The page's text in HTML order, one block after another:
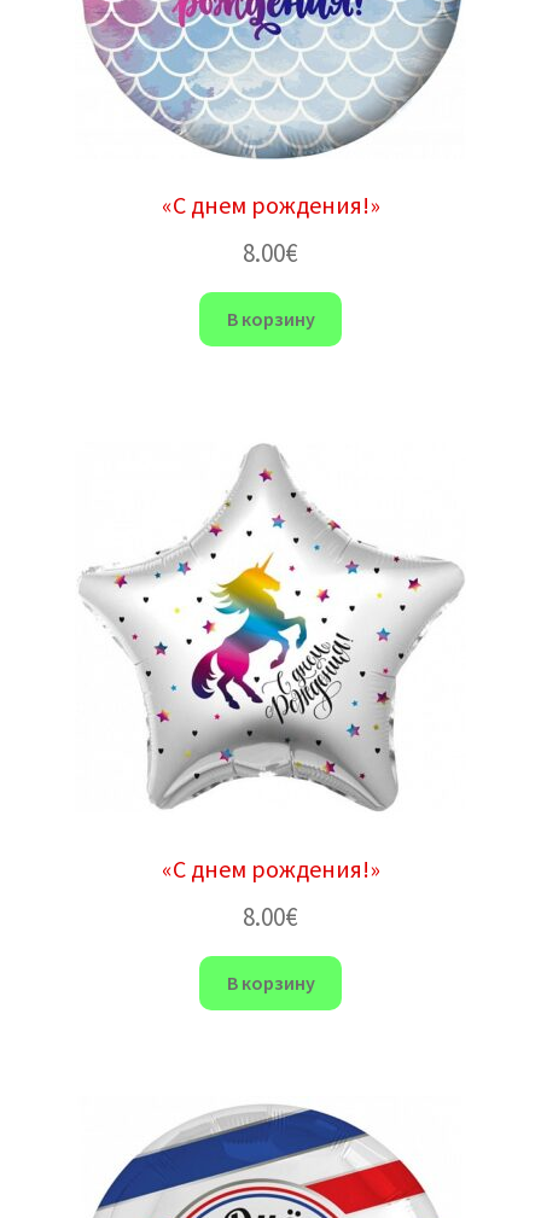
«С днем ​​рождения!»
8.00€
В корзину
«С днем ​​рождения!»
8.00€
В корзину